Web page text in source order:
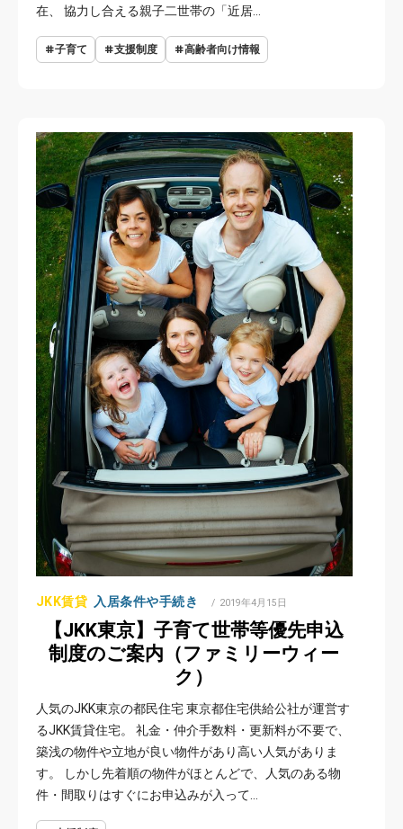
在、 協力し合える親子二世帯の「近居…
子育て 支援制度 高齢者向け情報
JKK賃貸 入居条件や手続き
POSTED
2019年4月15日
【JKK東京】子育て世帯等優先申込
制度のご案内（ファミリーウィー
ク）
人気のJKK東京の都民住宅 東京都住宅供給公社が運営す
るJKK賃貸住宅。 礼金・仲介手数料・更新料が不要で、
築浅の物件や立地が良い物件があり高い人気がありま
す。 しかし先着順の物件がほとんどで、人気のある物
件・間取りはすぐにお申込みが入って…